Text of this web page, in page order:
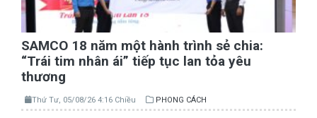
SAMCO 18 năm một hành trình sẻ chia:
“Trái tim nhân ái” tiếp tục lan tỏa yêu
thương
Thứ Tư, 05/08/26 4:16 Chiều PHONG CÁCH